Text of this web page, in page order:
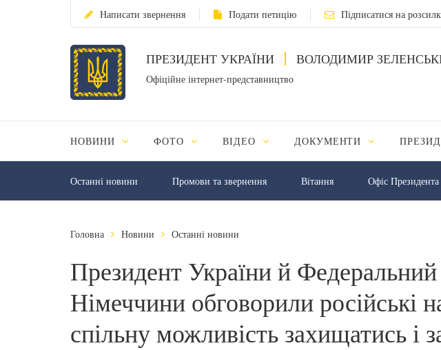
Написати звернення Подати петицію Підписатися на
ПРЕЗИДЕНТ УКРАЇНИ ВОЛОДИМИР
Офіційне інтернет-представництво
НОВИНИ ФОТО ВІДЕО ДОКУМЕНТИ
Останні новини Промови та звернення Вiтання Офіс Президента
Головна Новини Останні новини
Президент України й
Німеччини обговорили російські
спільну можливість захищатись і